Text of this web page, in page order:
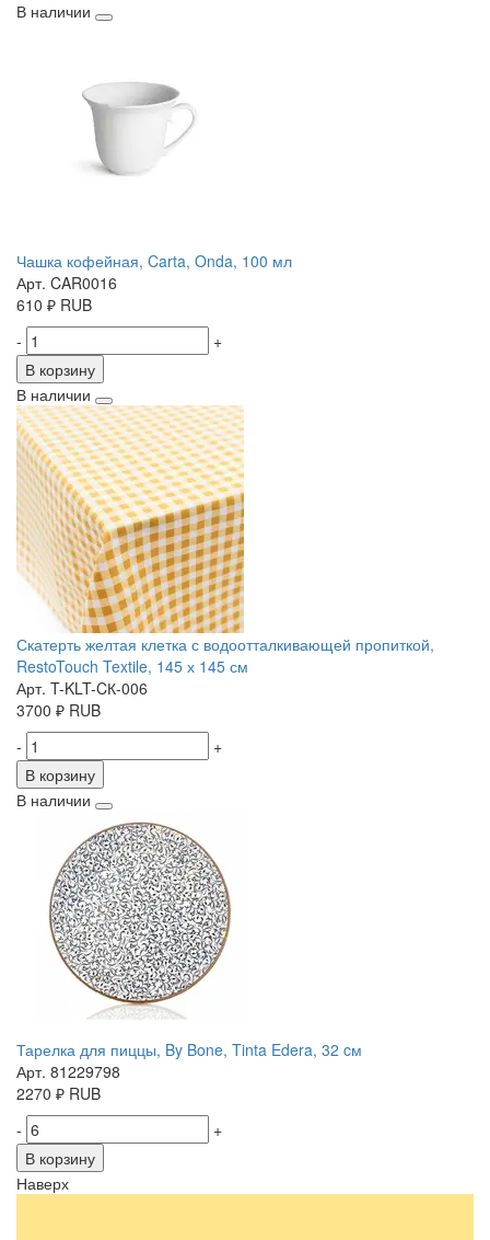
В наличии
Чашка кофейная, Carta, Onda, 100 мл
Арт. CAR0016
610 ₽ RUB
-
+
В корзину
В наличии
Скатерть желтая клетка с водоотталкивающей пропиткой,
RestoTouch Textile, 145 х 145 см
Арт. T-KLT-CК-006
3700 ₽ RUB
-
+
В корзину
В наличии
Тарелка для пиццы, By Bone, Tinta Edera, 32 cм
Арт. 81229798
2270 ₽ RUB
-
+
В корзину
Наверх